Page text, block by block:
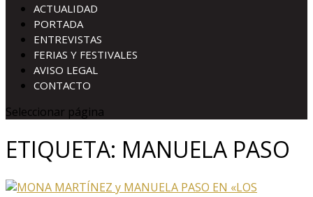
ACTUALIDAD
PORTADA
ENTREVISTAS
FERIAS Y FESTIVALES
AVISO LEGAL
CONTACTO
Seleccionar página
ETIQUETA: MANUELA PASO